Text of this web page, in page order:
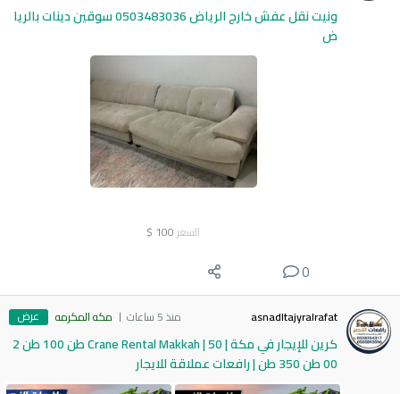
ونيت نقل عفش خارج الرياض 0503483036 سوقين دينات بالريا
ض
السعر 100
$
0
asnadltajyralrafat منذ 5 ساعات مكه المكرمه عرض
كرين للإيجار في مكة | Crane Rental Makkah | 50 طن 100 طن 2
00 طن 350 طن | رافعات عملاقة للايجار